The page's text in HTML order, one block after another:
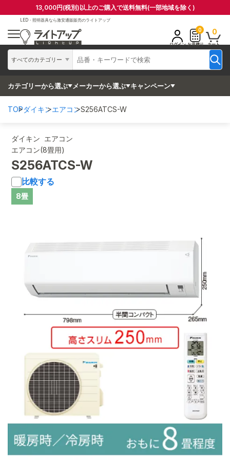
13,000円(税別)以上のご購入で送料無料(一部地域を除く)
LED・照明器具なら激安通販販売のライトアップ
すべてのカテゴリー
ログイン
0
お見積り
0
カート
カテゴリーから選ぶ メーカーから選ぶ キャンペーン
TOPダイキンエアコンS256ATCS-W
ダイキン エアコン
エアコン(8畳用)
S256ATCS-W
比較する
8畳